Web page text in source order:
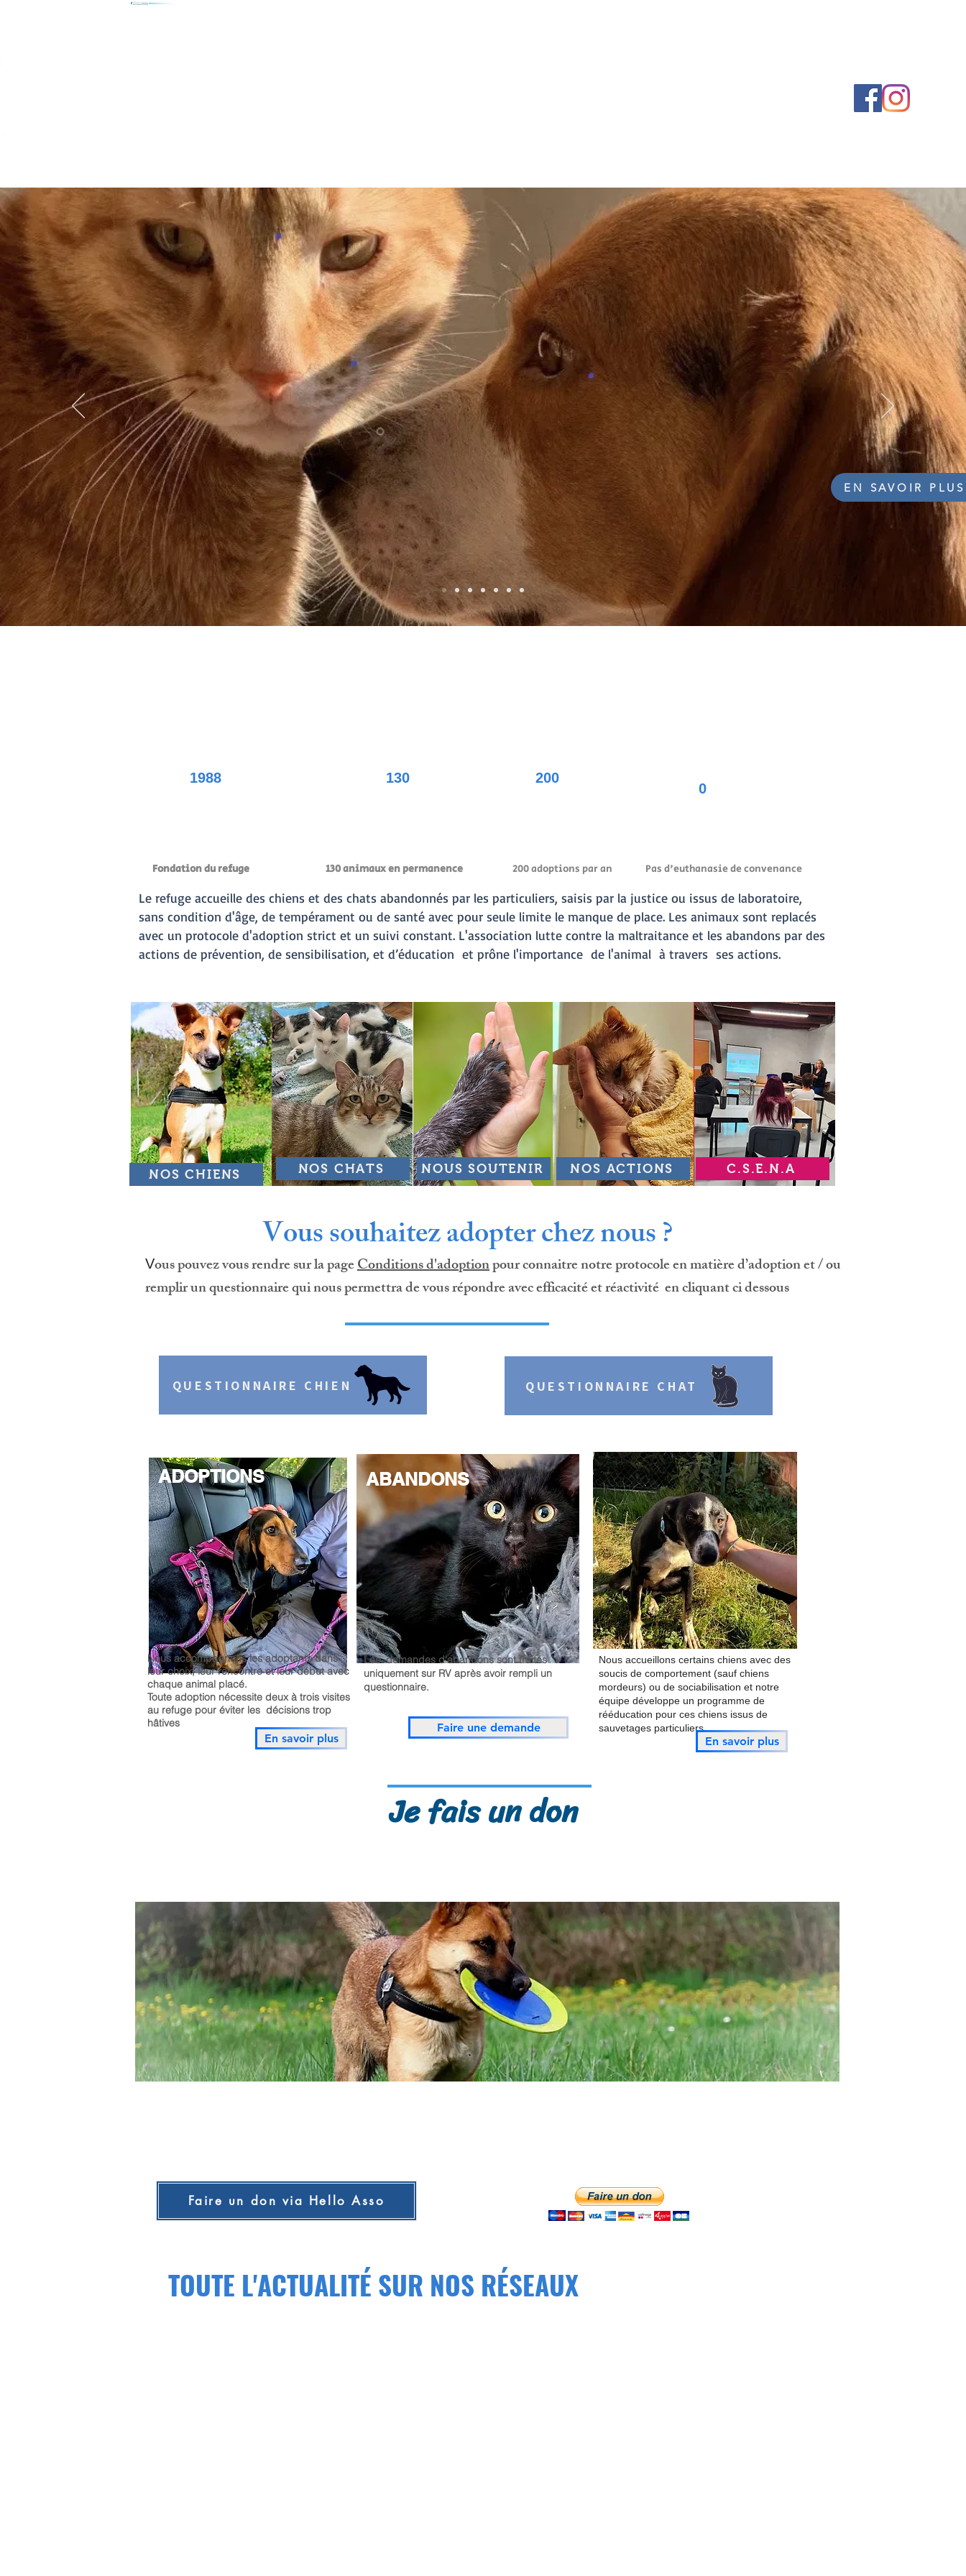
EN SAVOIR PLUS
1988 130 200
0
Fondation du refuge 130 animaux en permanence 200 adoptions par an Pas d'euthanasie de convenance
Le refuge accueille des chiens et des chats abandonnés par les particuliers, saisis par la justice ou issus de laboratoire,
sans condition d'âge, de tempérament ou de santé avec pour seule limite le manque de place. Les animaux sont replacés
avec un protocole d'adoption strict et un suivi constant. L'association lutte contre la maltraitance et les abandons par des
actions de prévention, de sensibilisation, et d’éducation et prône l'importance de l'animal à travers ses actions.
NOS CHIENS NOS CHATS NOUS SOUTENIR NOS ACTIONS C.S.E.N.A
Vous souhaitez adopter chez nous ?
Vous pouvez vous rendre sur la pageConditions d'adoptionpour connaitre notre protocole en matière d’adoption et / ou
remplir un questionnaire qui nous permettra de vous répondre avec efficacité et réactivité en cliquant ci dessous
QUESTIONNAIRE CHIEN
SOCIALISATIONS
QUESTIONNAIRE CHAT
ADOPTIONS
Nous accompagnons les adoptants dans
leur choix, leur rencontre et leur début avec
chaque animal placé.
Toute adoption nécessite deux à trois visites
au refuge pour éviter les décisions trop
hâtives
En savoir plus
Les demandes d'abandons sont traités
uniquement sur RV après avoir rempli un
questionnaire.
Faire une demande
ABANDONS SOCIALISATION
Nous accueillons certains chiens avec des
soucis de comportement (sauf chiens
mordeurs) ou de sociabilisation et notre
équipe développe un programme de
rééducation pour ces chiens issus de
sauvetages particuliers.
En savoir plus
Je fais un don
Faire un don via Hello Asso
TOUTE L'ACTUALITÉ SUR NOS RÉSEAUX